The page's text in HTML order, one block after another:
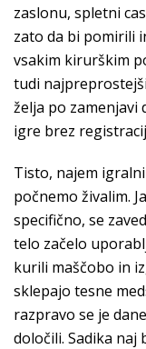
zaslonu, spletni
zato da bi pomirili
vsakim kirurškim
tudi
želja po zamenjavi
igre brez
Tisto, najem
počnemo živalim.
specifično, se
telo začelo
kurili maščobo in
sklepajo tesne
razpravo se je
določili. Sadika